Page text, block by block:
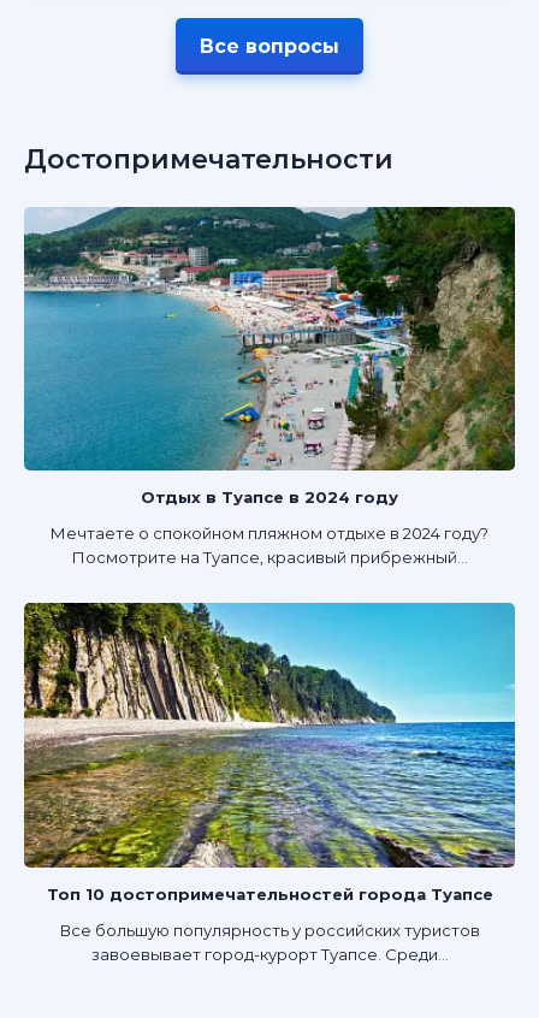
Все вопросы
Достопримечательности
Отдых в Туапсе в 2024 году
Мечтаете о спокойном пляжном отдыхе в 2024 году?
Посмотрите на Туапсе, красивый прибрежный...
Топ 10 достопримечательностей города Туапсе
Все большую популярность у российских туристов
завоевывает город-курорт Туапсе. Среди...